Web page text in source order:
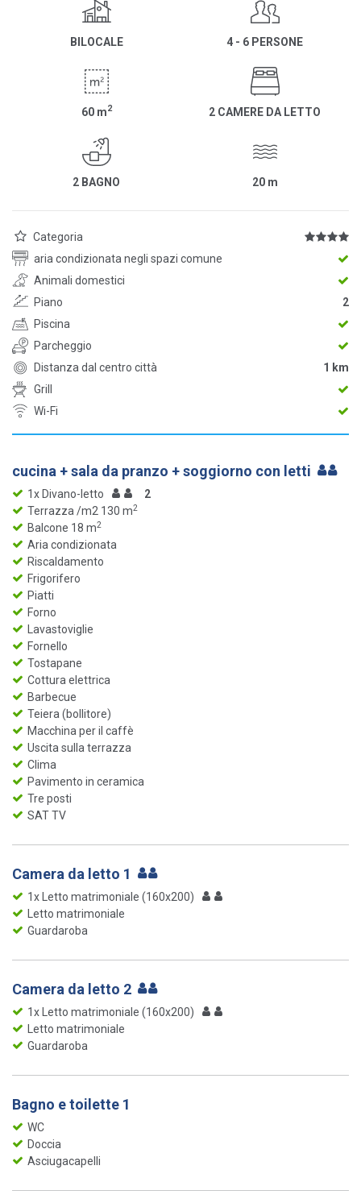
BILOCALE 4 - 6 PERSONE
60 m2 2 CAMERE DA LETTO
2 BAGNO 20 m
Categoria
aria condizionata negli spazi comune
Animali domestici
Piano
2
Piscina
Parcheggio
Distanza dal centro città
1 km
Grill
Wi-Fi
cucina + sala da pranzo + soggiorno con letti
1x Divano-letto
2
Terrazza /m2 130 m2
Balcone 18 m2
Aria condizionata
Riscaldamento
Frigorifero
Piatti
Forno
Lavastoviglie
Fornello
Tostapane
Cottura elettrica
Barbecue
Teiera (bollitore)
Macchina per il caffè
Uscita sulla terrazza
Clima
Pavimento in ceramica
Tre posti
SAT TV
Camera da letto 1
1x Letto matrimoniale (160x200)
Letto matrimoniale
Guardaroba
Camera da letto 2
1x Letto matrimoniale (160x200)
Letto matrimoniale
Guardaroba
Bagno e toilette 1
WC
Doccia
Asciugacapelli